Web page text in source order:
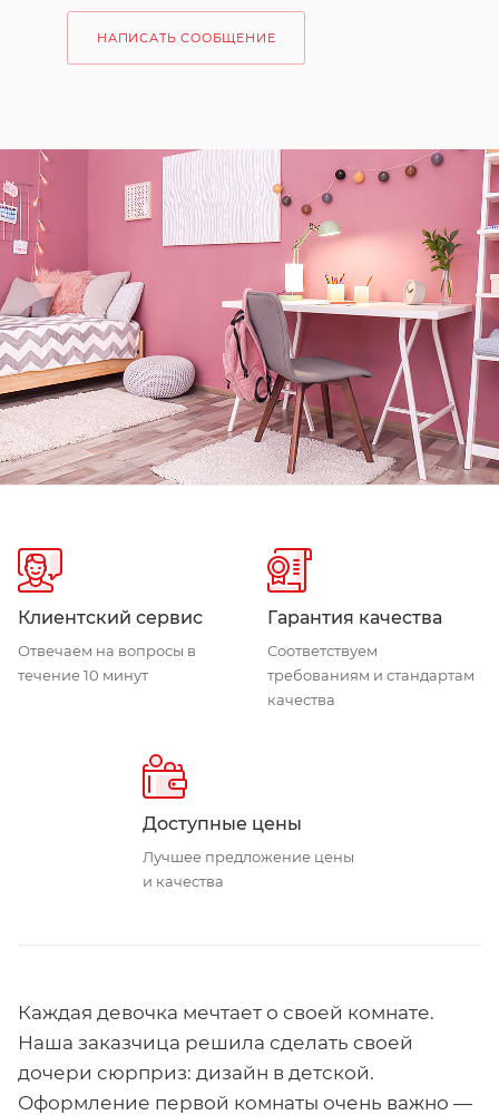
НАПИСАТЬ СООБЩЕНИЕ
Клиентский сервис
Отвечаем на вопросы в
течение 10 минут
Гарантия качества
Соответствуем
требованиям и стандартам
качества
Доступные цены
Лучшее предложение цены
и качества
Каждая девочка мечтает о своей комнате.
Наша заказчица решила сделать своей
дочери сюрприз: дизайн в детской.
Оформление первой комнаты очень важно —